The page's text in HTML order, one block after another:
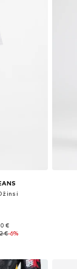
€
€-6%